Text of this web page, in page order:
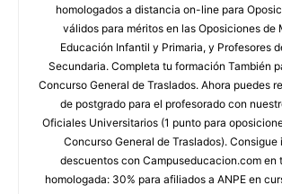
homologados a distancia on-line para
válidos para méritos en las Oposiciones de
Educación Infantil y Primaria, y Profesores
Secundaria. Completa tu formación También
Concurso General de Traslados. Ahora puedes
de postgrado para el profesorado con
Oficiales Universitarios (1 punto para
Concurso General de Traslados). Consigue
descuentos con Campuseducacion.com en
homologada: 30% para afiliados a ANPE en